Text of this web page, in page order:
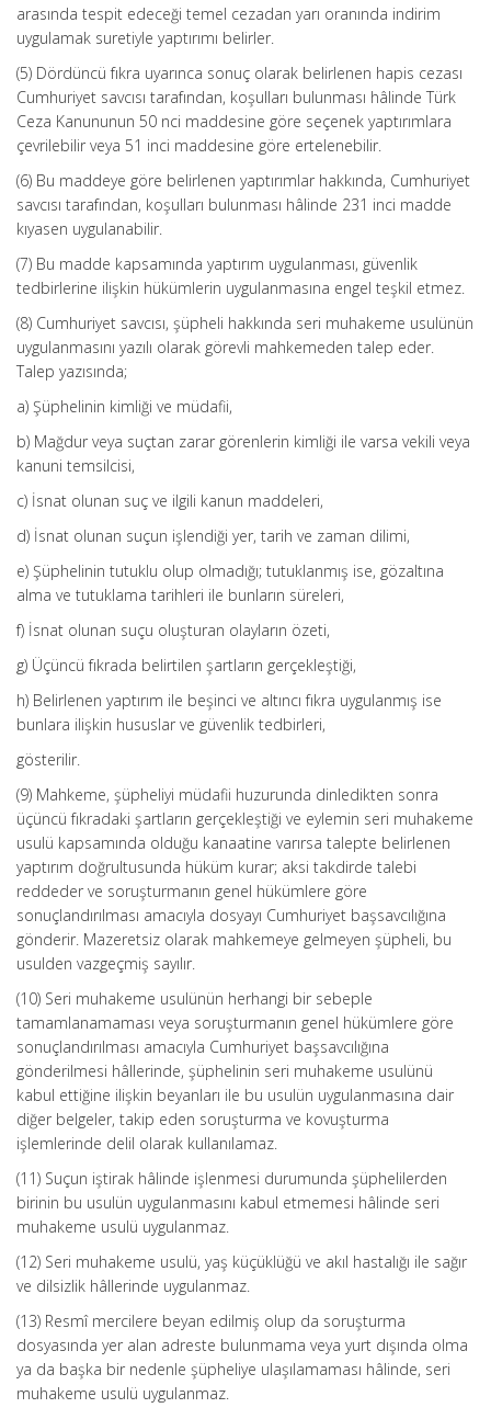
arasında tespit edeceği temel cezadan yarı oranında indirim
uygulamak suretiyle yaptırımı belirler.
(5) Dördüncü fıkra uyarınca sonuç olarak belirlenen hapis cezası
Cumhuriyet savcısı tarafından, koşulları bulunması hâlinde Türk
Ceza Kanununun 50 nci maddesine göre seçenek yaptırımlara
çevrilebilir veya 51 inci maddesine göre ertelenebilir.
(6) Bu maddeye göre belirlenen yaptırımlar hakkında, Cumhuriyet
savcısı tarafından, koşulları bulunması hâlinde 231 inci madde
kıyasen uygulanabilir.
(7) Bu madde kapsamında yaptırım uygulanması, güvenlik
tedbirlerine ilişkin hükümlerin uygulanmasına engel teşkil etmez.
(8) Cumhuriyet savcısı, şüpheli hakkında seri muhakeme usulünün
uygulanmasını yazılı olarak görevli mahkemeden talep eder.
Talep yazısında;
a) Şüphelinin kimliği ve müdafii,
b) Mağdur veya suçtan zarar görenlerin kimliği ile varsa vekili veya
kanuni temsilcisi,
c) İsnat olunan suç ve ilgili kanun maddeleri,
d) İsnat olunan suçun işlendiği yer, tarih ve zaman dilimi,
e) Şüphelinin tutuklu olup olmadığı; tutuklanmış ise, gözaltına
alma ve tutuklama tarihleri ile bunların süreleri,
f) İsnat olunan suçu oluşturan olayların özeti,
g) Üçüncü fıkrada belirtilen şartların gerçekleştiği,
h) Belirlenen yaptırım ile beşinci ve altıncı fıkra uygulanmış ise
bunlara ilişkin hususlar ve güvenlik tedbirleri,
gösterilir.
(9) Mahkeme, şüpheliyi müdafii huzurunda dinledikten sonra
üçüncü fıkradaki şartların gerçekleştiği ve eylemin seri muhakeme
usulü kapsamında olduğu kanaatine varırsa talepte belirlenen
yaptırım doğrultusunda hüküm kurar; aksi takdirde talebi
reddeder ve soruşturmanın genel hükümlere göre
sonuçlandırılması amacıyla dosyayı Cumhuriyet başsavcılığına
gönderir. Mazeretsiz olarak mahkemeye gelmeyen şüpheli, bu
usulden vazgeçmiş sayılır.
(10) Seri muhakeme usulünün herhangi bir sebeple
tamamlanamaması veya soruşturmanın genel hükümlere göre
sonuçlandırılması amacıyla Cumhuriyet başsavcılığına
gönderilmesi hâllerinde, şüphelinin seri muhakeme usulünü
kabul ettiğine ilişkin beyanları ile bu usulün uygulanmasına dair
diğer belgeler, takip eden soruşturma ve kovuşturma
işlemlerinde delil olarak kullanılamaz.
(11) Suçun iştirak hâlinde işlenmesi durumunda şüphelilerden
birinin bu usulün uygulanmasını kabul etmemesi hâlinde seri
muhakeme usulü uygulanmaz.
(12) Seri muhakeme usulü, yaş küçüklüğü ve akıl hastalığı ile sağır
ve dilsizlik hâllerinde uygulanmaz.
(13) Resmî mercilere beyan edilmiş olup da soruşturma
dosyasında yer alan adreste bulunmama veya yurt dışında olma
ya da başka bir nedenle şüpheliye ulaşılamaması hâlinde, seri
muhakeme usulü uygulanmaz.